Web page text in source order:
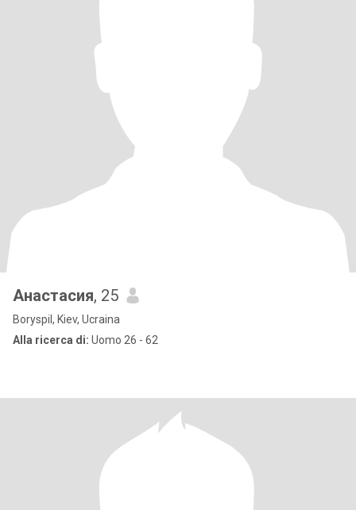
Анастасия, 25
Boryspil, Kiev, Ucraina
Alla ricerca di: Uomo 26 - 62